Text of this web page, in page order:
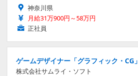
神奈川県
月給31万900円～58万円
正社員
ゲームデザイナー「グラフィック・CG」
株式会社サムライ・ソフト